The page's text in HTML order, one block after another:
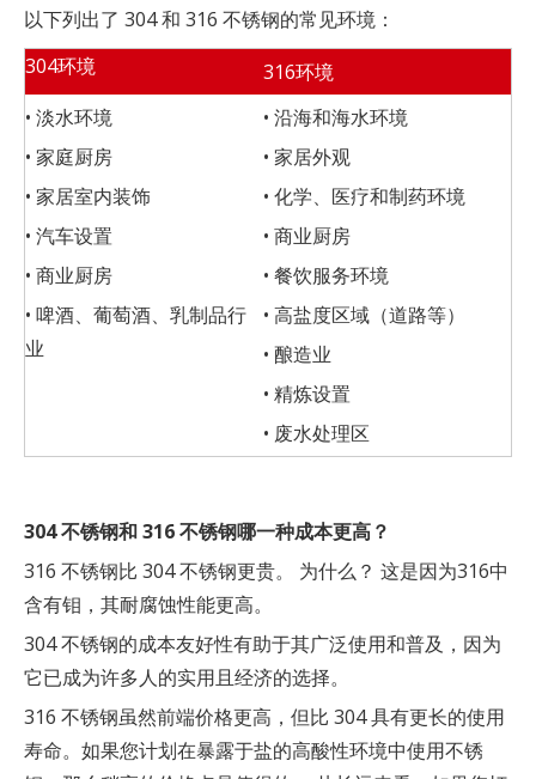
以下列出了 304 和 316 不锈钢的常见环境：
304环境
316环境
• 淡水环境
• 家庭厨房
• 家居室内装饰
• 汽车设置
• 商业厨房
• 啤酒、葡萄酒、乳制品行
业
• 沿海和海水环境
• 家居外观
• 化学、医疗和制药环境
• 商业厨房
• 餐饮服务环境
• 高盐度区域（道路等）
• 酿造业
• 精炼设置
• 废水处理区
304 不锈钢和 316 不锈钢哪一种成本更高？
316 不锈钢比 304 不锈钢更贵。 为什么？ 这是因为316中
含有钼，其耐腐蚀性能更高。
304 不锈钢的成本友好性有助于其广泛使用和普及，因为
它已成为许多人的实用且经济的选择。
316 不锈钢虽然前端价格更高，但比 304 具有更长的使用
寿命。如果您计划在暴露于盐的高酸性环境中使用不锈